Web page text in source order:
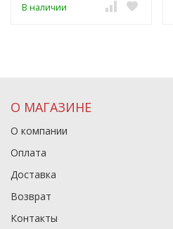
В наличии
О МАГАЗИНЕ
О компании
Оплата
Доставка
Возврат
Контакты